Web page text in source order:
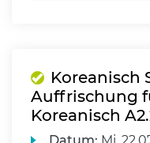
Koreanisch
Auffrischung
Koreanisch